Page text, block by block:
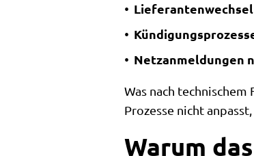
Netzanmeldungen
Was nach
Prozesse nicht
Warum